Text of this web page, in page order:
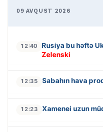
09 AVQUST 2026
12:40 Rusiya bu həftə
Zelenski
12:35 Sabahın hava
12:23 Xamenei uzun